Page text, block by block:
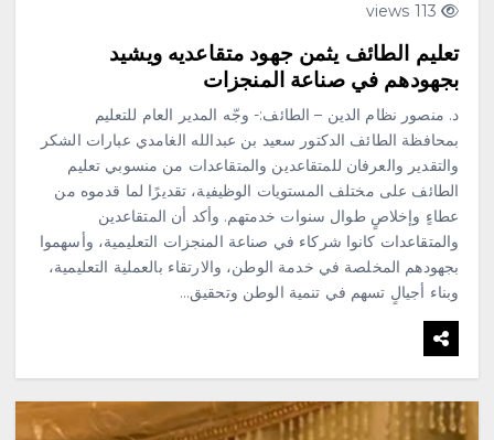
113 views
تعليم الطائف يثمن جهود متقاعديه ويشيد
بجهودهم في صناعة المنجزات
د. منصور نظام الدين – الطائف:- وجّه المدير العام للتعليم
بمحافظة الطائف الدكتور سعيد بن عبدالله الغامدي عبارات الشكر
والتقدير والعرفان للمتقاعدين والمتقاعدات من منسوبي تعليم
الطائف على مختلف المستويات الوظيفية، تقديرًا لما قدموه من
عطاءٍ وإخلاصٍ طوال سنوات خدمتهم. وأكد أن المتقاعدين
والمتقاعدات كانوا شركاء في صناعة المنجزات التعليمية، وأسهموا
بجهودهم المخلصة في خدمة الوطن، والارتقاء بالعملية التعليمية،
وبناء أجيالٍ تسهم في تنمية الوطن وتحقيق…